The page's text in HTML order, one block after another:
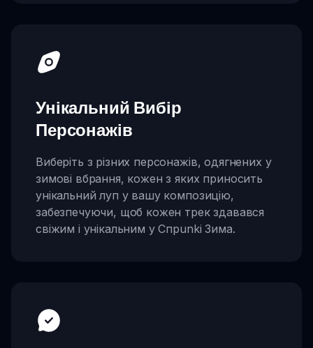
Унікальний Вибір
Персонажів
Виберіть з різних персонажів, одягнених у
зимові вбрання, кожен з яких приносить
унікальний луп у вашу композицію,
забезпечуючи, щоб кожен трек здавався
свіжим і унікальним у Спрunki Зима.